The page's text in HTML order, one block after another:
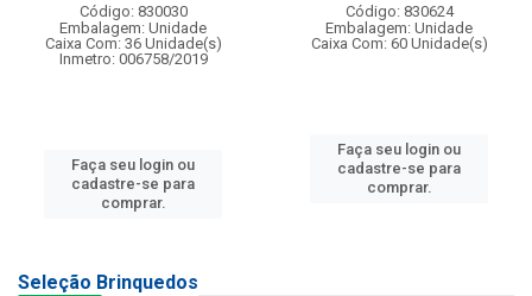
Código: 830030
Embalagem: Unidade
Caixa Com: 36 Unidade(s)
Inmetro: 006758/2019
Faça seu login ou
cadastre-se para
comprar.
Código: 830624
Embalagem: Unidade
Caixa Com: 60 Unidade(s)
Faça seu login ou
cadastre-se para
comprar.
Seleção Brinquedos